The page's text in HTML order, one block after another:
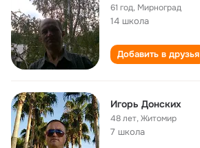
61 год, Мирноград
14 школа
Добавить в друзья
Игорь Донских
48 лет,Житомир
7 школа